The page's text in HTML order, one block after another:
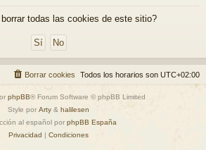
todas las cookies de este sitio?
Todos los horarios son UTC+02:00
Borrar cookies
phpBB® Forum Software © phpBB Limited
Style por Arty & halilesen
al español por phpBB España
Privacidad | Condiciones